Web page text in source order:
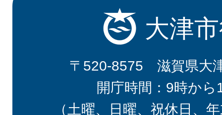
大津
〒520-8575 滋賀県大
開庁時間：9時から
（土曜、日曜、祝休日、